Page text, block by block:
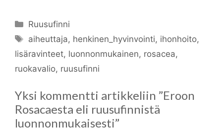
Kategoriat
Ruusufinni
Avainsanat
aiheuttaja, henkinen_hyvinvointi, ihonhoito,
lisäravinteet, luonnonmukainen, rosacea,
ruokavalio, ruusufinni
Yksi kommentti artikkeliin ”Eroon
Rosacaesta eli ruusufinnistä
luonnonmukaisesti”